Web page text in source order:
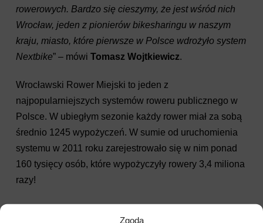
Zgoda
rowerowych. Bardzo się cieszymy, że jest wśród nich
Wrocław, jeden z pionierów bikesharingu w naszym
kraju, miasto, które pierwsze w Polsce wdrożyło system
Nextbike” – mówi Tomasz Wojtkiewicz.
Wrocławski Rower Miejski to jeden z
najpopularniejszych systemów roweru publicznego w
Polsce. W ubiegłym sezonie każdy rower miał za sobą
średnio 1245 wypożyczeń. W sumie od uruchomienia
systemu w 2011 roku zarejestrowało się w nim ponad
160 tysięcy osób, które wypożyczyły rowery 3,4 miliona
razy!